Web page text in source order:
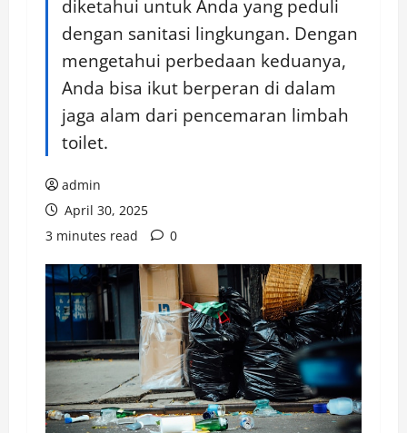
diketahui untuk Anda yang peduli
dengan sanitasi lingkungan. Dengan
mengetahui perbedaan keduanya,
Anda bisa ikut berperan di dalam
jaga alam dari pencemaran limbah
toilet.
admin
April 30, 2025
3 minutes read
0